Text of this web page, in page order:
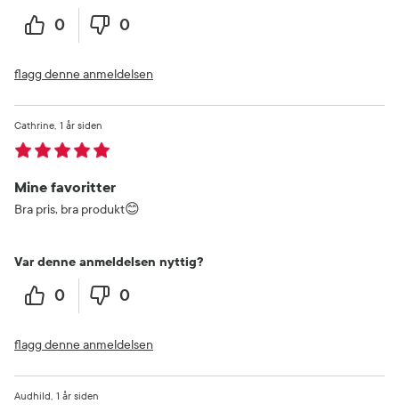
0 0
flagg denne anmeldelsen
Mine favoritter
1 år siden
Cathrine
Bra pris, bra produkt😊
Var denne anmeldelsen nyttig?
0 0
flagg denne anmeldelsen
1 år siden
Audhild